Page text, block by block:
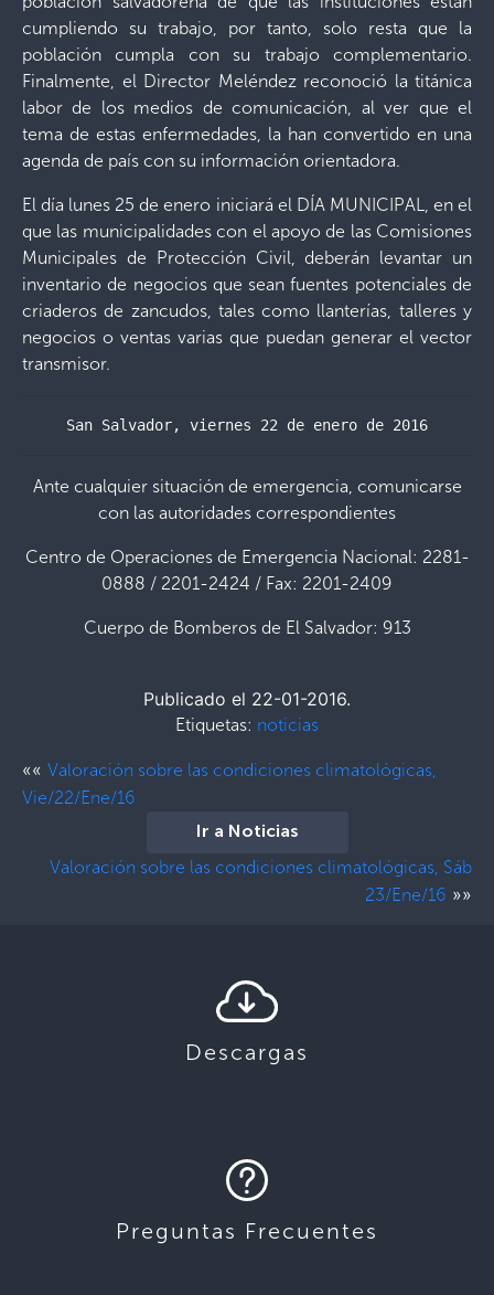
cumpliendo su trabajo, por tanto, solo resta que la
población cumpla con su trabajo complementario.
Finalmente, el Director Meléndez reconoció la titánica
labor de los medios de comunicación, al ver que el
tema de estas enfermedades, la han convertido en una
agenda de país con su información orientadora.
El día lunes 25 de enero iniciará el DÍA MUNICIPAL, en el
que las municipalidades con el apoyo de las Comisiones
Municipales de Protección Civil, deberán levantar un
inventario de negocios que sean fuentes potenciales de
criaderos de zancudos, tales como llanterías, talleres y
negocios o ventas varias que puedan generar el vector
transmisor.
San Salvador, viernes 22 de enero de 2016
Ante cualquier situación de emergencia, comunicarse
con las autoridades correspondientes
Centro de Operaciones de Emergencia Nacional: 2281-
0888 / 2201-2424 / Fax: 2201-2409
Cuerpo de Bomberos de El Salvador: 913
Publicado el 22-01-2016.
Etiquetas: noticias
«« Valoración sobre las condiciones climatológicas,
Vie/22/Ene/16
Ir a Noticias
Valoración sobre las condiciones climatológicas, Sáb
23/Ene/16 »»
Descargas
Preguntas Frecuentes